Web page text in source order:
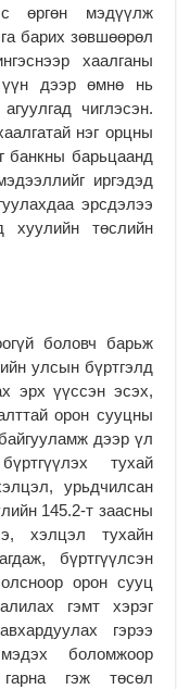
өргөн мэдүүлж
барих зөвшөөрөл
хаалганы
үүн дээр өмнө нь
чиглэсэн.
нэг орцны
банкны барьцаанд
иргэдэд
эрсдэлээ
хуулийн төслийн
боловч барьж
улсын бүртгэлд
эрх үүссэн эсэх,
орон сууцны
дээр үл
тухай
урьдчилсан
145.2-т заасны
хэлцэл тухайн
бүртгүүлсэн
орон сууц
гэмт хэрэг
гэрээ
боломжоор
гэж төсөл